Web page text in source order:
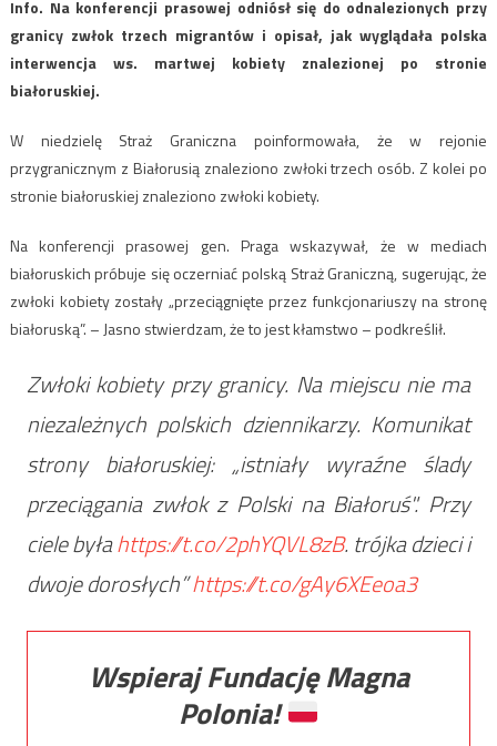
Info. Na konferencji prasowej odniósł się do odnalezionych przy
granicy zwłok trzech migrantów i opisał, jak wyglądała polska
interwencja ws. martwej kobiety znalezionej po stronie
białoruskiej.
W niedzielę Straż Graniczna poinformowała, że w rejonie
przygranicznym z Białorusią znaleziono zwłoki trzech osób. Z kolei po
stronie białoruskiej znaleziono zwłoki kobiety.
Na konferencji prasowej gen. Praga wskazywał, że w mediach
białoruskich próbuje się oczerniać polską Straż Graniczną, sugerując, że
zwłoki kobiety zostały „przeciągnięte przez funkcjonariuszy na stronę
białoruską”. – Jasno stwierdzam, że to jest kłamstwo – podkreślił.
Zwłoki kobiety przy granicy. Na miejscu nie ma
niezależnych polskich dziennikarzy. Komunikat
strony białoruskiej: „istniały wyraźne ślady
przeciągania zwłok z Polski na Białoruś". Przy
ciele byłahttps://t.co/2phYQVL8zB. trójka dzieci i
dwoje dorosłych”https://t.co/gAy6XEeoa3
Wspieraj Fundację Magna
Polonia!